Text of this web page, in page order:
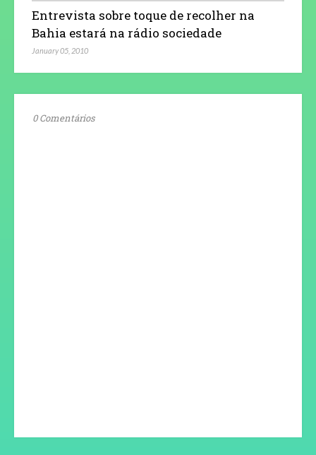
Entrevista sobre toque de recolher na
Bahia estará na rádio sociedade
January 05, 2010
0 Comentários